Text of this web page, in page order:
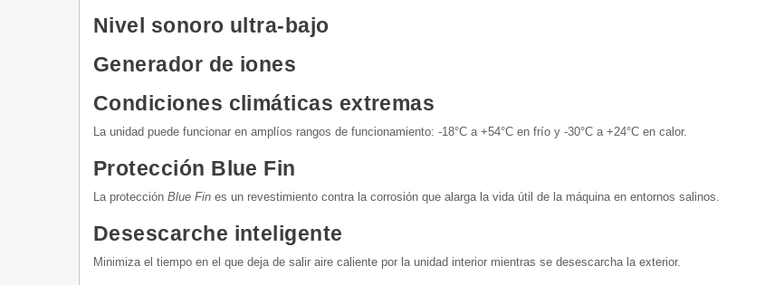
Nivel sonoro ultra-bajo
Generador de iones
Condiciones climáticas extremas
La unidad puede funcionar en amplíos rangos de funcionamiento: -18°C a +54°C en frío y -30°C a +24°C en calor.
Protección Blue Fin
La protección Blue Fin es un revestimiento contra la corrosión que alarga la vida útil de la máquina en entornos salinos.
Desescarche inteligente
Minimiza el tiempo en el que deja de salir aire caliente por la unidad interior mientras se desescarcha la exterior.